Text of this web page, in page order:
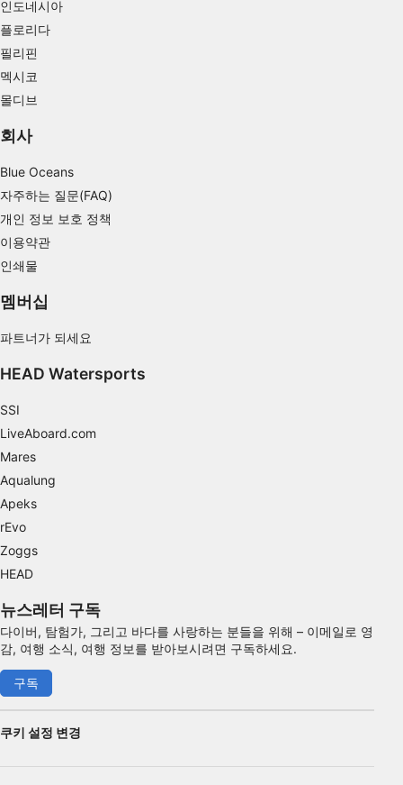
인도네시아
플로리다
필리핀
멕시코
몰디브
회사
Blue Oceans
자주하는 질문(FAQ)
개인 정보 보호 정책
이용약관
인쇄물
멤버십
파트너가 되세요
HEAD Watersports
SSI
LiveAboard.com
Mares
Aqualung
Apeks
rEvo
Zoggs
HEAD
뉴스레터 구독
다이버, 탐험가, 그리고 바다를 사랑하는 분들을 위해 – 이메일로 영
감, 여행 소식, 여행 정보를 받아보시려면 구독하세요.
구독
쿠키 설정 변경